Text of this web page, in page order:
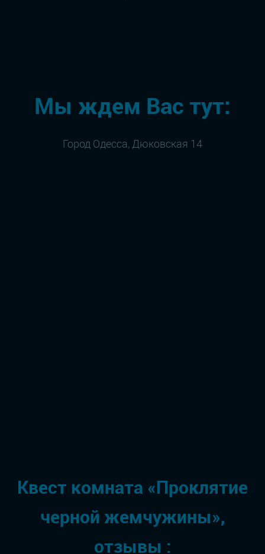
Мы ждем Вас тут:
Город Одесса, Дюковская 14
Квест комната «Проклятие
черной жемчужины»,
отзывы :